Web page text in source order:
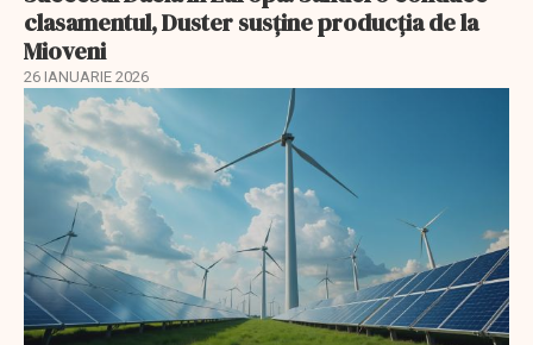
clasamentul, Duster susține producția de la
Mioveni
26 IANUARIE 2026